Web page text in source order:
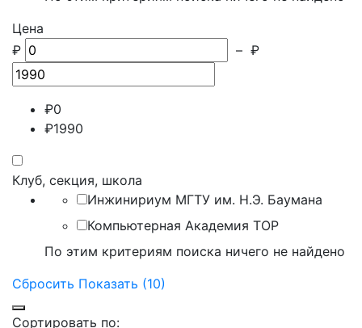
Цена
₽
– ₽
₽0
₽1990
Клуб, секция, школа
Инжинириум МГТУ им. Н.Э. Баумана
Компьютерная Академия TOP
По этим критериям поиска ничего не найдено
Сбросить Показать (10)
Сортировать по: